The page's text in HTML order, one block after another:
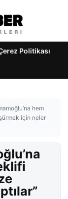
Politikası
hem
için neler